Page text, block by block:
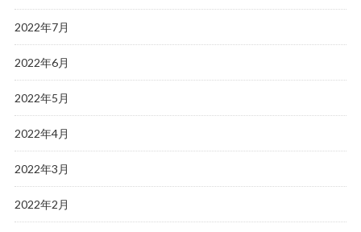
2022年7月
2022年6月
2022年5月
2022年4月
2022年3月
2022年2月